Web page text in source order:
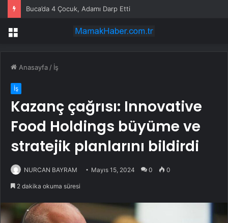
Buca’da 4 Çocuk, Adamı Darp Etti
Menü
Anasayfa / İş
İş
Kazanç çağrısı: Innovative
Food Holdings büyüme ve
stratejik planlarını bildirdi
NURCAN BAYRAM Mayıs 15, 2024 0 0
2 dakika okuma süresi